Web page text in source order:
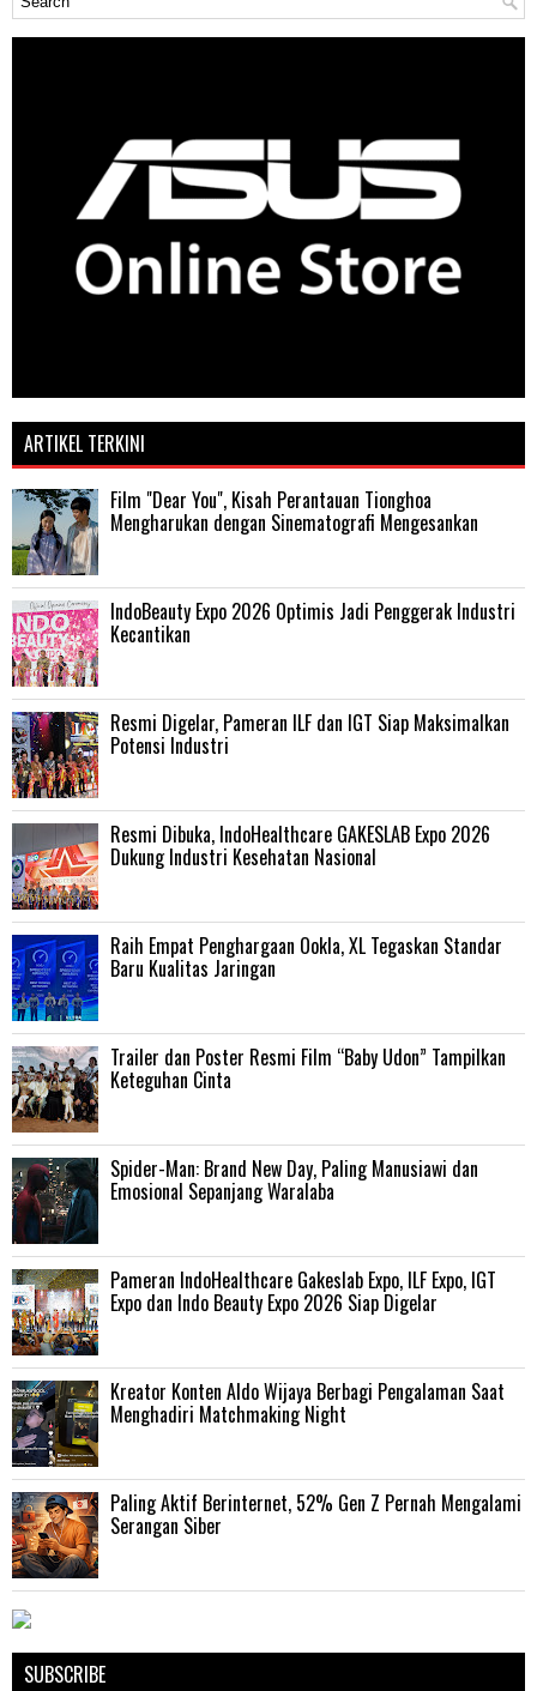
ARTIKEL TERKINI
Film "Dear You", Kisah Perantauan Tionghoa
Mengharukan dengan Sinematografi Mengesankan
IndoBeauty Expo 2026 Optimis Jadi Penggerak Industri
Kecantikan
Resmi Digelar, Pameran ILF dan IGT Siap Maksimalkan
Potensi Industri
Resmi Dibuka, IndoHealthcare GAKESLAB Expo 2026
Dukung Industri Kesehatan Nasional
Raih Empat Penghargaan Ookla, XL Tegaskan Standar
Baru Kualitas Jaringan
Trailer dan Poster Resmi Film “Baby Udon” Tampilkan
Keteguhan Cinta
‎Spider-Man: Brand New Day, Paling Manusiawi dan
Emosional Sepanjang Waralaba
Pameran IndoHealthcare Gakeslab Expo, ILF Expo, IGT
Expo dan Indo Beauty Expo 2026 Siap Digelar
Kreator Konten Aldo Wijaya Berbagi Pengalaman Saat
Menghadiri Matchmaking Night
Paling Aktif Berinternet, 52% Gen Z Pernah Mengalami
Serangan Siber
SUBSCRIBE